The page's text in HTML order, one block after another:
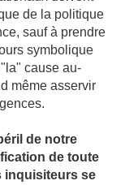
de la politique
sauf à prendre
symbolique
cause au-
même asservir
de notre
de toute
inquisiteurs se